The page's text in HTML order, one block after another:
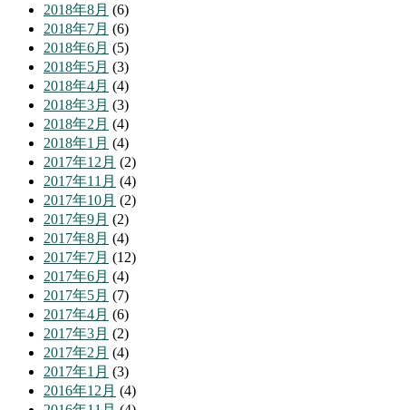
2018年8月 (6)
2018年7月 (6)
2018年6月 (5)
2018年5月 (3)
2018年4月 (4)
2018年3月 (3)
2018年2月 (4)
2018年1月 (4)
2017年12月 (2)
2017年11月 (4)
2017年10月 (2)
2017年9月 (2)
2017年8月 (4)
2017年7月 (12)
2017年6月 (4)
2017年5月 (7)
2017年4月 (6)
2017年3月 (2)
2017年2月 (4)
2017年1月 (3)
2016年12月 (4)